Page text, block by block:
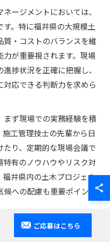
ージメントにおいては、
。特に福井県の大規模土
・コストのバランスを維
が重要視されます。現場
捗状況を正確に把握し、
応できる判断力を求めら
ず現場での実務経験を積
工管理技士の先輩から日
り、定期的な現場会議で
有のノウハウやリスク対
井県内の土木プロジェク
候への配慮も重要ポイント
工管理システム導入もスキ
の現場では、タブレット端
ご応募はこちら